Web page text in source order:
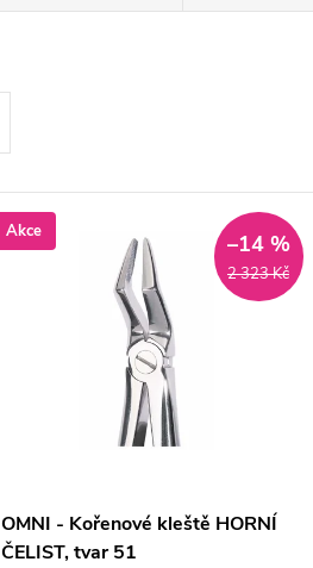
Akce
2 323 Kč
–14 %
OMNI - Kořenové kleště HORNÍ
ČELIST, tvar 51